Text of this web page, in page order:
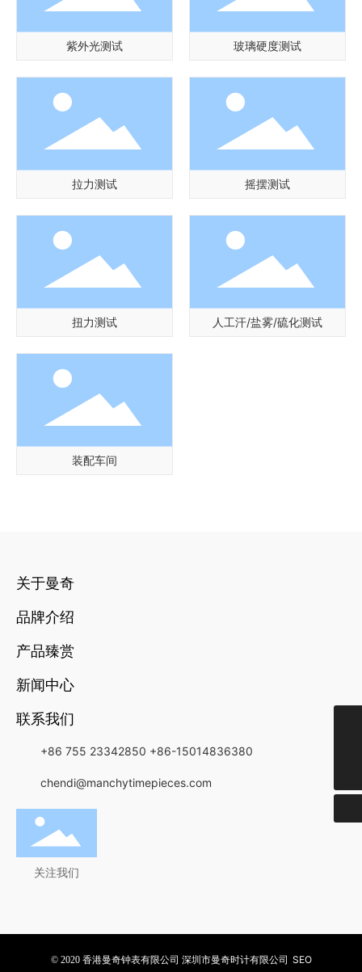
紫外光测试 玻璃硬度测试
拉力测试 摇摆测试
扭力测试 人工汗/盐雾/硫化测试
装配车间
关于曼奇
品牌介绍
产品臻赏
新闻中心
联系我们
+86 755 23342850 +86-15014836380
chendi@manchytimepieces.com
关注我们
© 2020 香港曼奇钟表有限公司 深圳市曼奇时计有限公司 SEO